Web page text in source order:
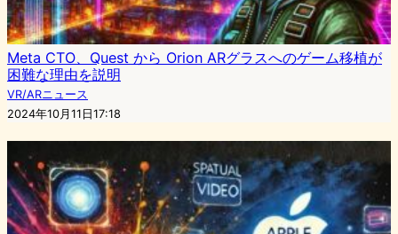
Meta CTO、Quest から Orion ARグラスへのゲーム移植が
困難な理由を説明
VR/ARニュース
2024年10月11日17:18